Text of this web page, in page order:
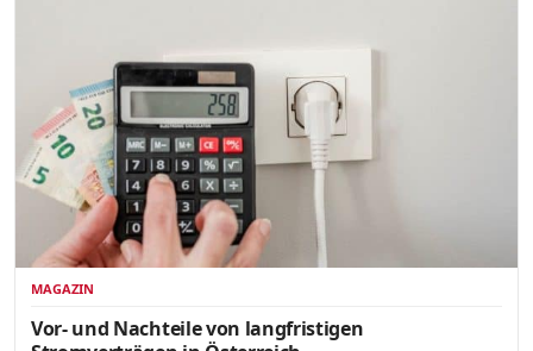
MAGAZIN
Vor- und Nachteile von langfristigen